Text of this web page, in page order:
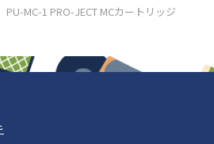
PU-MC-1 PRO-JECT MCカートリッジ